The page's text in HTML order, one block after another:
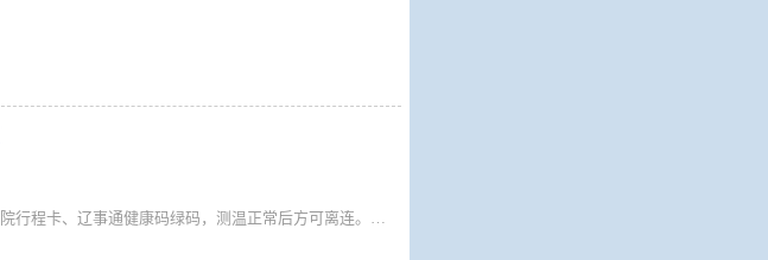
广大旅客： 1.即日起所有乘船离连人员需持国务院行程卡、辽事通健康码绿码，测温正常后方可离连。请离连人员密切关注目的地疫情防控政策，按照目的地属地疫情防控要求，提前准备核酸检测阴性证明等相关手续备查。 2.来自重点管控地区、重点关注地区、行程码有*号的旅客仍需持有48小时核酸方可乘船离连，因未履行目的地属地防疫政策要求的旅客，一切后果自行承担。